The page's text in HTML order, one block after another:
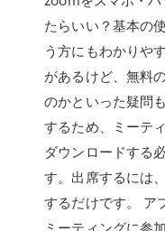
たらいい？基本の
う方にもわかりや
があるけど、無料
のかといった疑問
するため、ミーテ
ダウンロードする
す。出席するには
するだけです。 ア
ミーティングに参